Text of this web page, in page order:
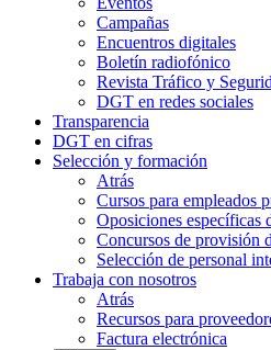
Campañas
Encuentros digitales
Boletín radiofónico
Revista Tráfico y
DGT en redes sociales
Transparencia
DGT en cifras
Selección y formación
Atrás
Cursos para empleados
Oposiciones específicas
Concursos de provisión
Selección de personal
Trabaja con nosotros
Atrás
Recursos para
Factura electrónica